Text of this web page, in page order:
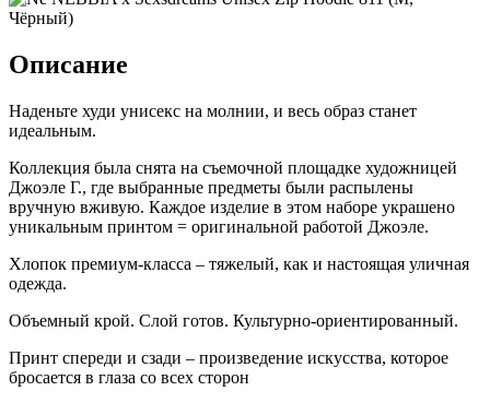
Описание
Наденьте худи унисекс на молнии, и весь образ станет
идеальным.
Коллекция была снята на съемочной площадке художницей
Джоэле Г., где выбранные предметы были распылены
вручную вживую. Каждое изделие в этом наборе украшено
уникальным принтом = оригинальной работой Джоэле.
Хлопок премиум-класса – тяжелый, как и настоящая уличная
одежда.
Объемный крой. Слой готов. Культурно-ориентированный.
Принт спереди и сзади – произведение искусства, которое
бросается в глаза со всех сторон